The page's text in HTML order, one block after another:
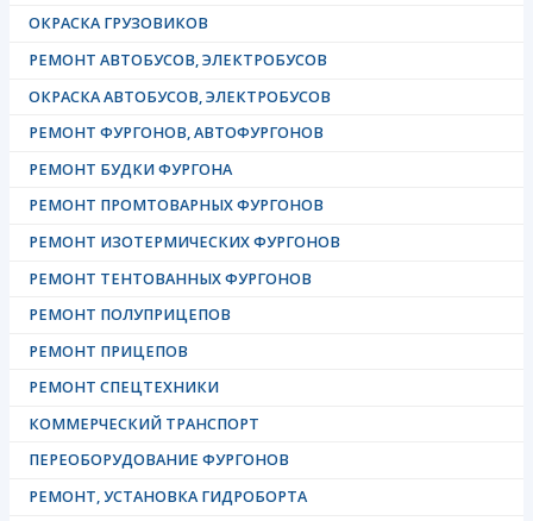
ОКРАСКА ГРУЗОВИКОВ
РЕМОНТ АВТОБУСОВ, ЭЛЕКТРОБУСОВ
ОКРАСКА АВТОБУСОВ, ЭЛЕКТРОБУСОВ
РЕМОНТ ФУРГОНОВ, АВТОФУРГОНОВ
РЕМОНТ БУДКИ ФУРГОНА
РЕМОНТ ПРОМТОВАРНЫХ ФУРГОНОВ
РЕМОНТ ИЗОТЕРМИЧЕСКИХ ФУРГОНОВ
РЕМОНТ ТЕНТОВАННЫХ ФУРГОНОВ
РЕМОНТ ПОЛУПРИЦЕПОВ
РЕМОНТ ПРИЦЕПОВ
РЕМОНТ СПЕЦТЕХНИКИ
КОММЕРЧЕСКИЙ ТРАНСПОРТ
ПЕРЕОБОРУДОВАНИЕ ФУРГОНОВ
РЕМОНТ, УСТАНОВКА ГИДРОБОРТА